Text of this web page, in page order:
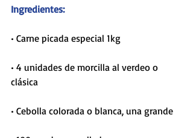
Ingredientes:
• Carne picada especial 1kg
• 4 unidades de morcilla al verdeo o
clásica
• Cebolla colorada o blanca, una grande